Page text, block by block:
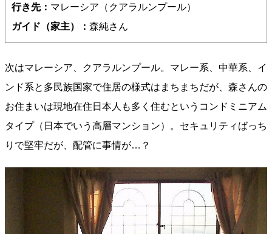
行き先： マレーシア（クアラルンプール）
ガイド（家主）： 森純さん
次はマレーシア、クアラルンプール。マレー系、中華系、イ
ンド系と多民族国家で住居の様式はまちまちだが、森さんの
お住まいは現地在住日本人も多く住むというコンドミニアム
タイプ（日本でいう高層マンション）。セキュリティばっち
りで堅牢だが、配管に事情が…？